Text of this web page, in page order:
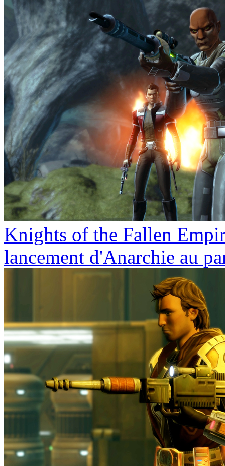
Knights of the Fallen
lancement d'Anarchie au